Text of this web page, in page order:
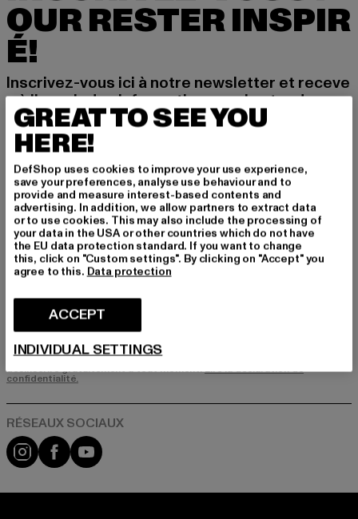
OUR RESTER INSPIR
É!
Inscrivez-vous ici à notre newsletter et receve
z à l'avenir des informations sur les tendances
actuelles, les offres et les bons de réduction d
e DefShop par e-mail!
Quels sont les produits qui vous intéressent?
HOMME
FEMME
COURRIEL
Vous trouverez des informations sur la manière dont DefShop traite vos
données dans notre politique de confidentialité. Vous pouvez vous
désinscrire gratuitement à tout moment.Lire la déclaration de
confidentialité.
Visit our Instagram page:
Visit our Facebook page:
Visit our YouTube channel:
GREAT TO SEE YOU
HERE!
DefShop uses cookies to improve your use experience,
save your preferences, analyse use behaviour and to
provide and measure interest-based contents and
advertising. In addition, we allow partners to extract data
or to use cookies. This may also include the processing of
your data in the USA or other countries which do not have
the EU data protection standard. If you want to change
this, click on "Custom settings". By clicking on "Accept" you
agree to this. Data protection
ACCEPT
INDIVIDUAL SETTINGS